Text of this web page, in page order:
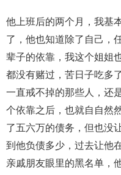
他上班后的两个月，我基
了，他也知道除了自己，
辈子的依靠，我这个姐姐
都没有赌过，苦日子吃多
一直戒不掉的那些人，还
个依靠之后，也就自自然
了五六万的债务，但也没
到他负债多少，过去让他
亲戚朋友眼里的黑名单，